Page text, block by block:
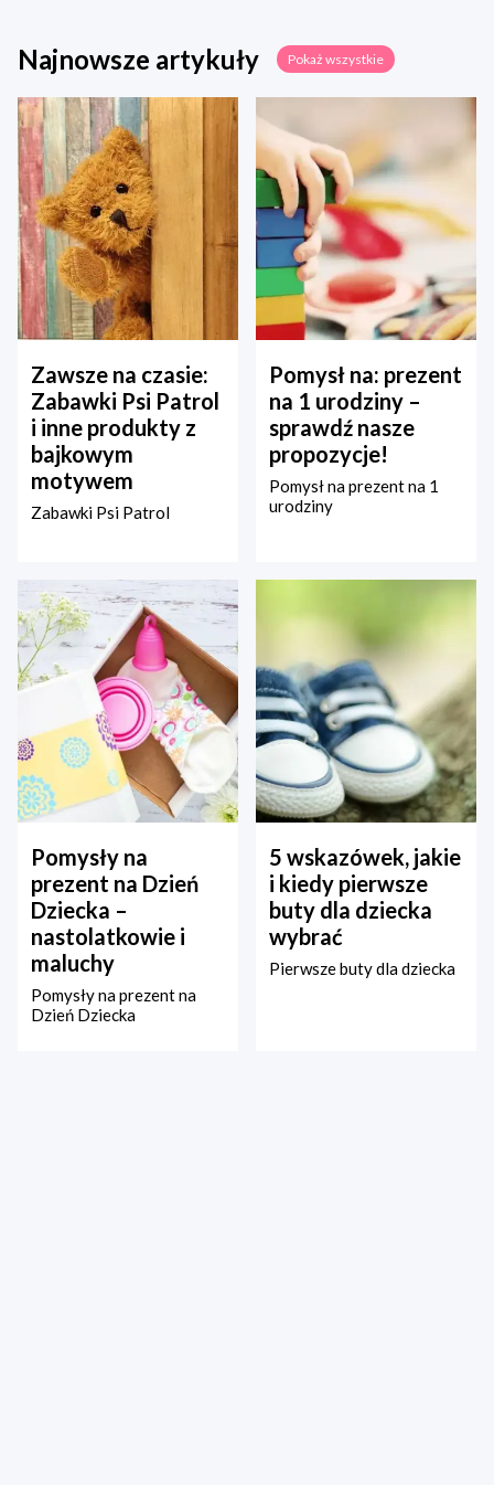
Najnowsze artykuły Pokaż wszystkie
Zawsze na czasie:
Zabawki Psi Patrol
i inne produkty z
bajkowym
motywem
Zabawki Psi Patrol
Pomysł na: prezent
na 1 urodziny –
sprawdź nasze
propozycje!
Pomysł na prezent na 1
urodziny
Pomysły na
prezent na Dzień
Dziecka –
nastolatkowie i
maluchy
Pomysły na prezent na
Dzień Dziecka
5 wskazówek, jakie
i kiedy pierwsze
buty dla dziecka
wybrać
Pierwsze buty dla dziecka